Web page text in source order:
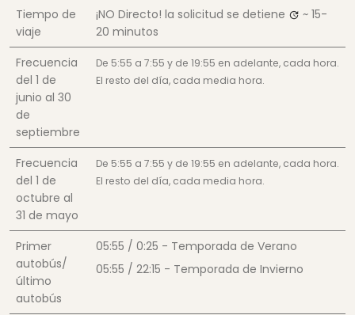
Tiempo de
viaje
¡NO Directo! la solicitud se detiene
~ 15-
20 minutos
Frecuencia
del 1 de
junio al 30
de
septiembre
De 5:55 a 7:55 y de 19:55 en adelante, cada hora.
El resto del día, cada media hora.
Frecuencia
del 1 de
octubre al
31 de mayo
De 5:55 a 7:55 y de 19:55 en adelante, cada hora.
El resto del día, cada media hora.
Primer
autobús/
último
autobús
05:55 / 0:25 - Temporada de Verano
05:55 / 22:15 - Temporada de Invierno